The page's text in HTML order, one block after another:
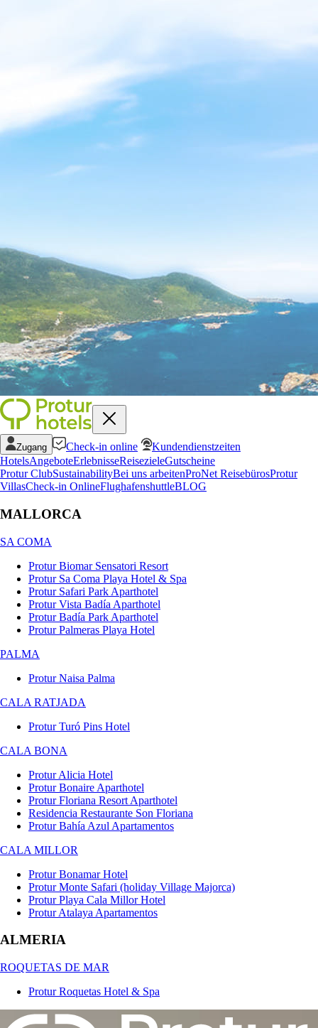
Zugang Check-in online
Kundendienstzeiten
HotelsAngeboteErlebnisseReisezieleGutscheine
Protur ClubSustainabilityBei uns arbeitenProNet ReisebürosProtur
VillasCheck-in OnlineFlughafenshuttleBLOG
MALLORCA
SA COMA
Protur Biomar Sensatori Resort
Protur Sa Coma Playa Hotel & Spa
Protur Safari Park Aparthotel
Protur Vista Badía Aparthotel
Protur Badía Park Aparthotel
Protur Palmeras Playa Hotel
PALMA
Protur Naisa Palma
CALA RATJADA
Protur Turó Pins Hotel
CALA BONA
Protur Alicia Hotel
Protur Bonaire Aparthotel
Protur Floriana Resort Aparthotel
Residencia Restaurante Son Floriana
Protur Bahía Azul Apartamentos
CALA MILLOR
Protur Bonamar Hotel
Protur Monte Safari (holiday Village Majorca)
Protur Playa Cala Millor Hotel
Protur Atalaya Apartamentos
ALMERIA
ROQUETAS DE MAR
Protur Roquetas Hotel & Spa